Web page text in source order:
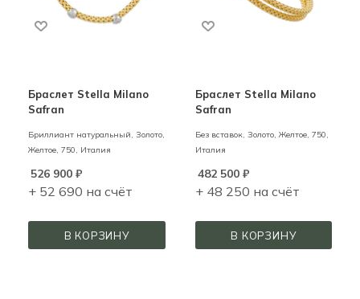
Браслет Stella Milano
Safran
Бриллиант натуральный, Золото,
Желтое, 750, Италия
526 900 ₽
+ 52 690 на счёт
В КОРЗИНУ
Браслет Stella Milano
Safran
Без вставок, Золото, Желтое, 750,
Италия
482 500₽
+ 48 250 на счёт
В КОРЗИНУ